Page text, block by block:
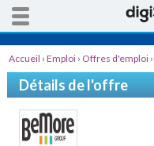
Accueil › Emploi › Offres d'emploi ›
JAVA/AJAX. H/F
Détails de l'offre